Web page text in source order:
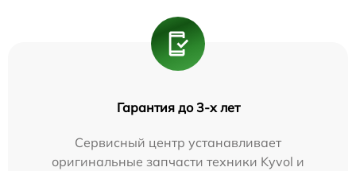
Гарантия до 3-х лет
Сервисный центр устанавливает
оригинальные запчасти техники Kyvol и